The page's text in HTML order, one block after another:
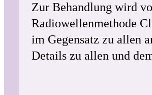
Zur Behandlung wird
Radiowellenmethode
im Gegensatz zu allen
Details zu allen und